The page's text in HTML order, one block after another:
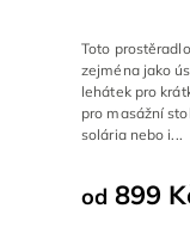
od 899
Toto
zejména jako
lehátek pro
pro masážní
solária nebo i...